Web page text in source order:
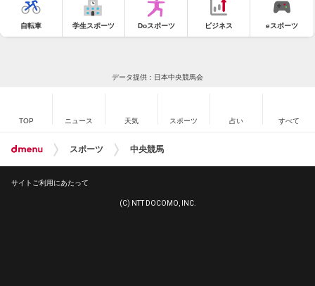
自転車 学生スポーツ Doスポーツ ビジネス eスポーツ
データ提供：日本中央競馬会
TOP ニュース 天気 スポーツ 占い すべて
スポーツ 中央競馬
サイトご利用にあたって
(C) NTT DOCOMO, INC.